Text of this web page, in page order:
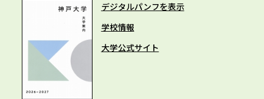
デジタルパンフを表示
学校情報
大学公式サイト